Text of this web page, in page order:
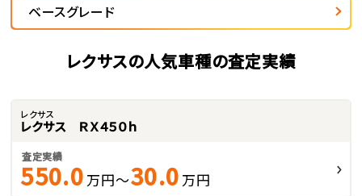
ベースグレード
レクサスの人気車種の査定実績
レクサス
レクサス ＲＸ４５０ｈ
査定実績
550.0 万円～30.0 万円